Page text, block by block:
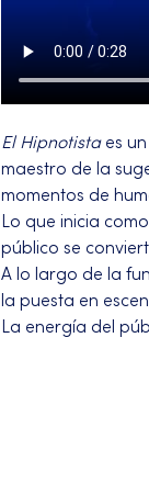
El Hipnotista es un
maestro de la
momentos de
Lo que inicia
público se
A lo largo de la
la puesta en
La energía del